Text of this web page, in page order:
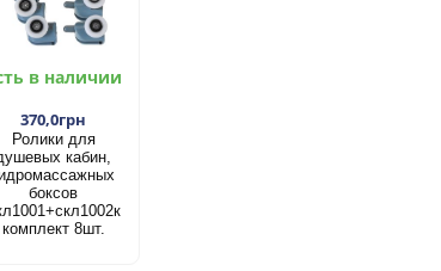
в наличии
370,0грн
Ролики для
кабин,
боксов
комплект 8шт.